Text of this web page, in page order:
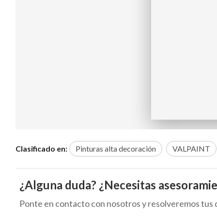
Clasificado en: Pinturas alta decoración VALPAINT
¿Alguna duda? ¿Necesitas
Ponte en contacto con nosotros y resolveremos tus